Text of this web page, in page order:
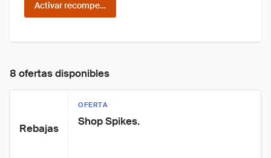
Activar recompensas
8 ofertas disponibles
Rebajas
OFERTA
Shop Spikes.